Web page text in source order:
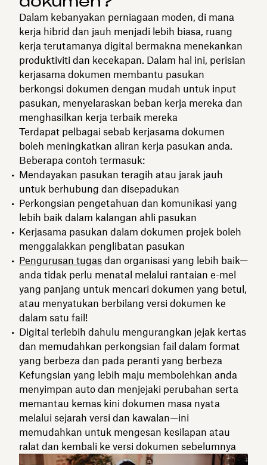
Dalam kebanyakan perniagaan moden, di mana
kerja hibrid dan jauh menjadi lebih biasa, ruang
kerja terutamanya digital bermakna menekankan
produktiviti dan kecekapan. Dalam hal ini, perisian
kerjasama dokumen membantu pasukan
berkongsi dokumen dengan mudah untuk input
pasukan, menyelaraskan beban kerja mereka dan
menghasilkan kerja terbaik mereka
Terdapat pelbagai sebab kerjasama dokumen
boleh meningkatkan aliran kerja pasukan anda.
Beberapa contoh termasuk:
Mendayakan pasukan teragih atau jarak jauh
untuk berhubung dan disepadukan
Perkongsian pengetahuan dan komunikasi yang
lebih baik dalam kalangan ahli pasukan
Kerjasama pasukan dalam dokumen projek boleh
menggalakkan penglibatan pasukan
Pengurusan tugas dan organisasi yang lebih baik—
anda tidak perlu menatal melalui rantaian e-mel
yang panjang untuk mencari dokumen yang betul,
atau menyatukan berbilang versi dokumen ke
dalam satu fail!
Digital terlebih dahulu mengurangkan jejak kertas
dan memudahkan perkongsian fail dalam format
yang berbeza dan pada peranti yang berbeza
Kefungsian yang lebih maju membolehkan anda
menyimpan auto dan menjejaki perubahan serta
memantau kemas kini dokumen masa nyata
melalui sejarah versi dan kawalan—ini
memudahkan untuk mengesan kesilapan atau
ralat dan kembali ke versi dokumen sebelumnya